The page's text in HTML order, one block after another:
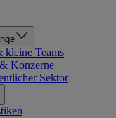
kleine Teams
Konzerne
Sektor